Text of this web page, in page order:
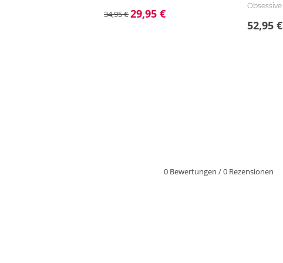
34,95 €29,95 €
Obsessive
52,95 €
0 Bewertungen /0 Rezensionen